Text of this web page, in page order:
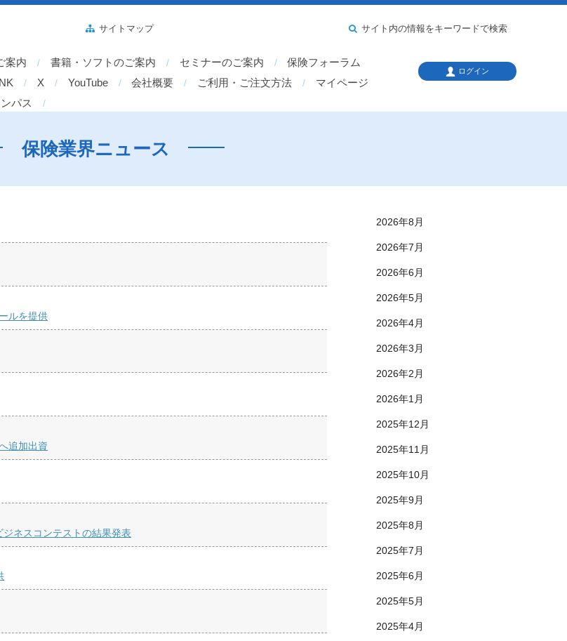
案内 書籍・ソフトのご案内 セミナーのご案内
保険フォーラム
X YouTube 会社概要 ご利用・ご注文方法
マイページ
パス
サイトマップ サイト内の情報をキーワードで検索
ログイン
保険業界ニュース
ルを提供
追加出資
ネスコンテストの結果発表
2026年8月
2026年7月
2026年6月
2026年5月
2026年4月
2026年3月
2026年2月
2026年1月
2025年12月
2025年11月
2025年10月
2025年9月
2025年8月
2025年7月
2025年6月
2025年5月
2025年4月